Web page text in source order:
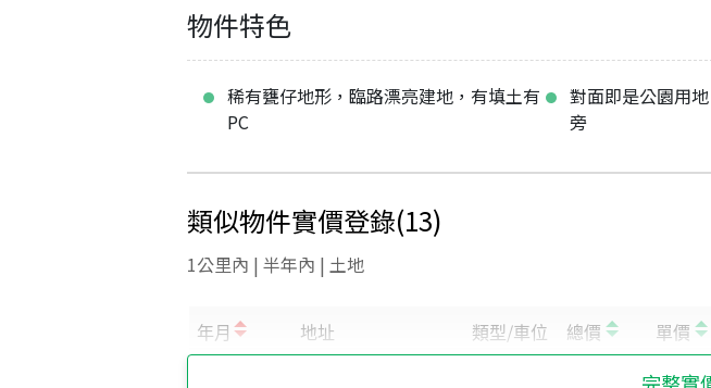
物件特色
稀有甕仔地形，臨路漂亮建地，有填土有
PC
對面即是公園用
旁
類似物件實價登錄(13)
1公里內 | 半年內 | 土地